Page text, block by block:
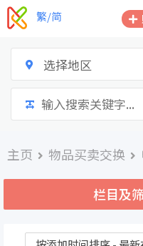
跳
到
繁/简
选择地区
主页 物品买卖交换
栏目及